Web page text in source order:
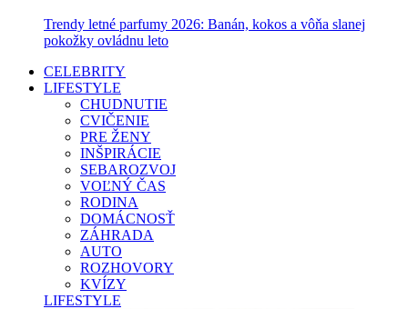
Trendy letné parfumy 2026: Banán, kokos a vôňa slanej
pokožky ovládnu leto
CELEBRITY
LIFESTYLE
CHUDNUTIE
CVIČENIE
PRE ŽENY
INŠPIRÁCIE
SEBAROZVOJ
VOĽNÝ ČAS
RODINA
DOMÁCNOSŤ
ZÁHRADA
AUTO
ROZHOVORY
KVÍZY
LIFESTYLE